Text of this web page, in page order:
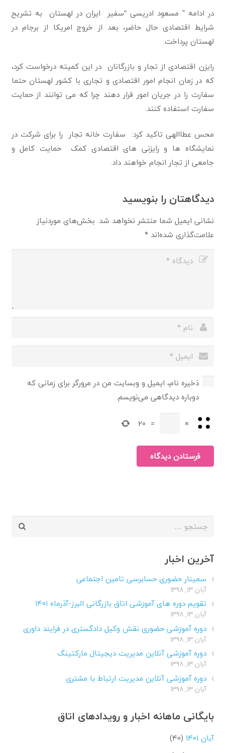
در ادامه ” مسعود ادریسی “سفیر ایران در لهستان به تشریح
شرایط اقتصادی حال حاضر، بعد از خروج امریکا از برجام در
لهستان پرداخت.
رایزن اقتصادی از تجار و بازرگانان در این کمیته درخواست کرد،
که در زمان انجام امور اقتصادی و تجاری با کشور لهستان حتما
سفارت را در جریان امور قرار دهند چرا که می توانند از حمایت
سفارت استفاده کنند.
محس عطاالهی تاکید کرد: سفارت خانه تجار را برای شرکت در
نمایشگاه ها و رایزنی های اقتصادی کمک حمایت کامل و
جامعی از تجار انجام خواهند داد.
دیدگاهتان را بنویسید
نشانی ایمیل شما منتشر نخواهد شد. بخش‌های موردنیاز
علامت‌گذاری شده‌اند*
ذخیره نام، ایمیل و وبسایت من در مرورگر برای زمانی که
دوباره دیدگاهی می‌نویسم.
×
=
20
فرستادن دیدگاه
جستجو
آخرین اخبار
سمینار حضوری حسابرسی تامین اجتماعی
آبان ۱۳, ۱۳۹۸
تقویم دوره های آموزشی اتاق بازرگانی البرز-آذرماه ۱۴۰۱
آبان ۱۳, ۱۳۹۸
دوره آموزشی حضوری نقش وکیل دادگستری در فرایند داوری
آبان ۱۳, ۱۳۹۸
دوره آموزشی آنلاین مدیریت دیجیتال مارکتینگ
آبان ۱۳, ۱۳۹۸
دوره آموزشی آنلاین مدیریت ارتباط با مشتری
آبان ۱۳, ۱۳۹۸
بایگانی ماهانه اخبار و رویدادهای اتاق
آبان ۱۴۰۱
(۴۰)